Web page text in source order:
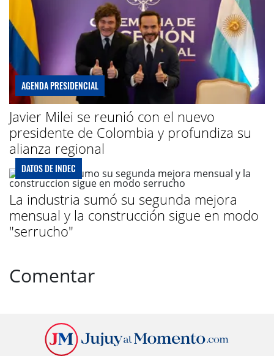
AGENDA PRESIDENCIAL
Javier Milei se reunió con el nuevo
presidente de Colombia y profundiza su
alianza regional
DATOS DE INDEC
La industria sumó su segunda mejora
mensual y la construcción sigue en modo
"serrucho"
Comentar